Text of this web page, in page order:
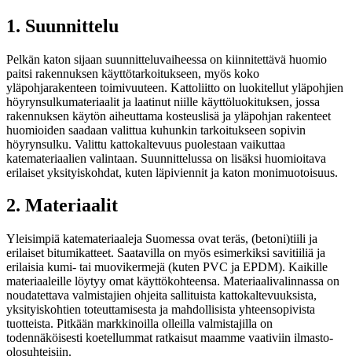
1. Suunnittelu
Pelkän katon sijaan suunnitteluvaiheessa on kiinnitettävä huomio
paitsi rakennuksen käyttötarkoitukseen, myös koko
yläpohjarakenteen toimivuuteen. Kattoliitto on luokitellut yläpohjien
höyrynsulkumateriaalit ja laatinut niille käyttöluokituksen, jossa
rakennuksen käytön aiheuttama kosteuslisä ja yläpohjan rakenteet
huomioiden saadaan valittua kuhunkin tarkoitukseen sopivin
höyrynsulku. Valittu kattokaltevuus puolestaan vaikuttaa
katemateriaalien valintaan. Suunnittelussa on lisäksi huomioitava
erilaiset yksityiskohdat, kuten läpiviennit ja katon monimuotoisuus.
2. Materiaalit
Yleisimpiä katemateriaaleja Suomessa ovat teräs, (betoni)tiili ja
erilaiset bitumikatteet. Saatavilla on myös esimerkiksi savitiiliä ja
erilaisia kumi- tai muovikermejä (kuten PVC ja EPDM). Kaikille
materiaaleille löytyy omat käyttökohteensa. Materiaalivalinnassa on
noudatettava valmistajien ohjeita sallituista kattokaltevuuksista,
yksityiskohtien toteuttamisesta ja mahdollisista yhteensopivista
tuotteista. Pitkään markkinoilla olleilla valmistajilla on
todennäköisesti koetellummat ratkaisut maamme vaativiin ilmasto-
olosuhteisiin.